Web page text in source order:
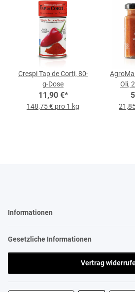
Crespi Tap de Corti, 80-
g-Dose
11,90 €*
148,75 € pro 1 kg
Oli,
Informationen
Gesetzliche Informationen
Vertrag